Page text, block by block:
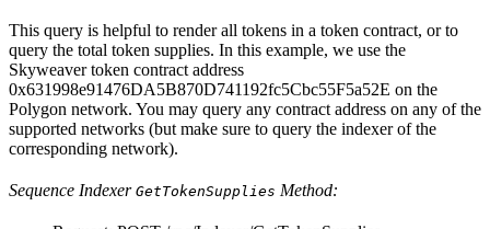
This query is helpful to render all tokens in a token contract, or to
query the total token supplies. In this example, we use the
Skyweaver token contract address
0x631998e91476DA5B870D741192fc5Cbc55F5a52E on the
Polygon network. You may query any contract address on any of the
supported networks (but make sure to query the indexer of the
corresponding network).
Sequence Indexer GetTokenSupplies Method: